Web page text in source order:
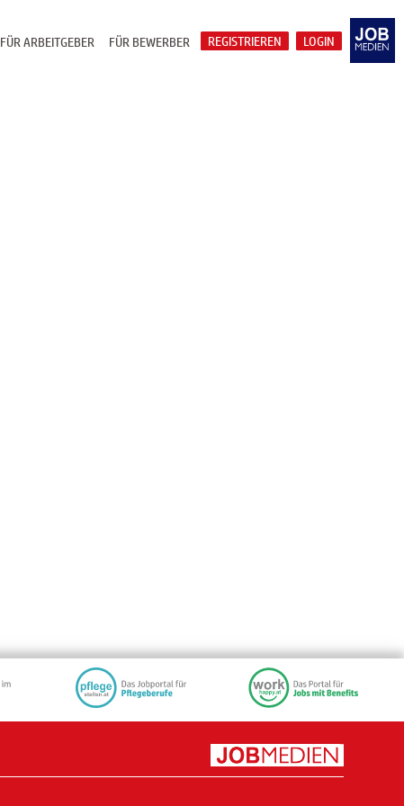
LOGIN
REGISTRIEREN
FÜR BEWERBER
FÜR ARBEITGEBER